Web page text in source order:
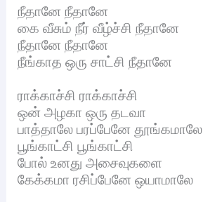
நீதானே நீதானே
கை வீசும் நீர் வீழ்ச்சி நீதானே
நீதானே நீதானே
நீங்காத ஒரு சாட்சி நீதானே
ராக்காச்சி ராக்காச்சி
ஒன் அழகா ஒரு தடவா
பாத்தாலே பரப்பேனே தூங்கமாலே
பூங்காட்சி பூங்காட்சி
போல் உனது அசைவுகளை
கேக்கமா ரசிப்பேனே ஒயாமாலே